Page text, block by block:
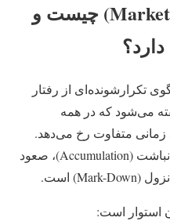
مارکت سایکل (Market Cycle) چیست و
تکرارشونده‌ای از رفتار
می‌شود که در همه
متفاوت رخ می‌دهد.
چرخه بازار شامل چهار مرحله‌ی انباشت (Accumulation)، صعود
استوار است: